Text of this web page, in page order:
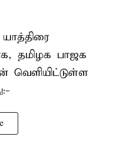
தமிழக பாஜக
வெளியிட்டுள்ள